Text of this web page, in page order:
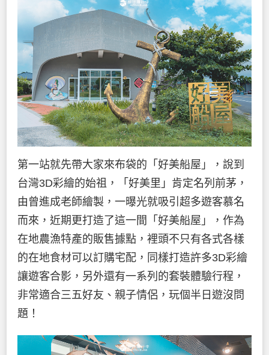
第一站就先帶大家來布袋的「好美船屋」，說到
台灣3D彩繪的始祖，「好美里」肯定名列前茅，
由曾進成老師繪製，一曝光就吸引超多遊客慕名
而來，近期更打造了這一間「好美船屋」，作為
在地農漁特產的販售據點，裡頭不只有各式各樣
的在地食材可以訂購宅配，同樣打造許多3D彩繪
讓遊客合影，另外還有一系列的套裝體驗行程，
非常適合三五好友、親子情侶，玩個半日遊沒問
題！